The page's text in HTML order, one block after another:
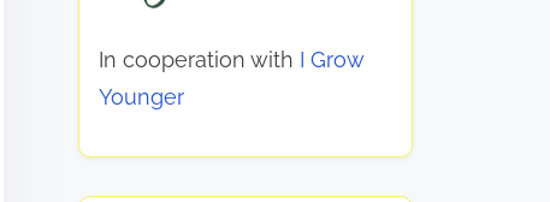
In cooperation with I Grow
Younger